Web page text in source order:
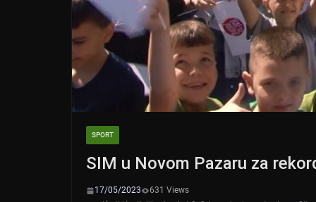
SPORT
SIM u Novom Pazaru za
17/05/2023
631 Views